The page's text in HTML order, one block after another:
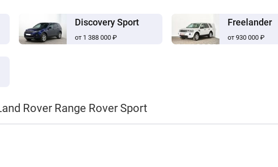
Discovery Sport
от 1 388 000 ₽
Freelander
от 930 000 ₽
Rover Range Rover Sport